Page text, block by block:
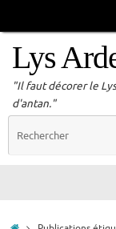
Lys
"Il faut décorer le
d'antan."